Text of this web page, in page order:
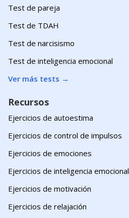
Test de pareja
Test de TDAH
Test de narcisismo
Test de inteligencia emocional
Ver más tests →
Recursos
Ejercicios de autoestima
Ejercicios de control de impulsos
Ejercicios de emociones
Ejercicios de inteligencia emocional
Ejercicios de motivación
Ejercicios de relajación